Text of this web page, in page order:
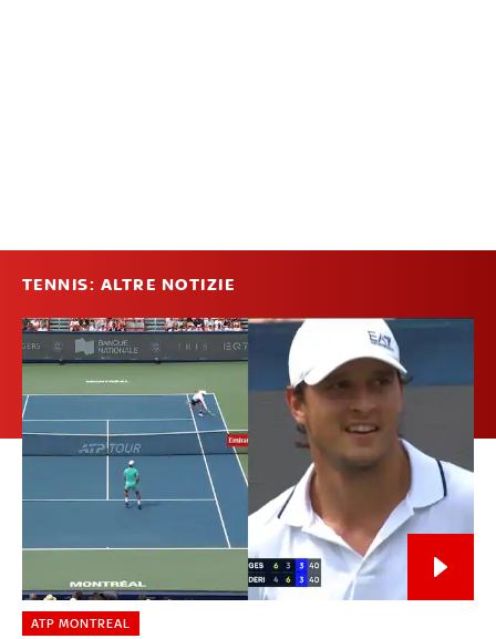
TENNIS: ALTRE NOTIZIE
ATP MONTREAL